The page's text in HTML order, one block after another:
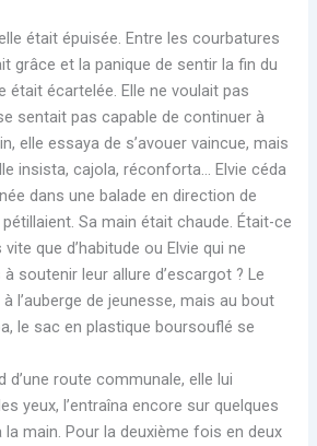
était épuisée. Entre les courbatures
grâce et la panique de sentir la fin du
était écartelée. Elle ne voulait pas
sentait pas capable de continuer à
elle essaya de s’avouer vaincue, mais
insista, cajola, réconforta… Elvie céda
dans une balade en direction de
pétillaient. Sa main était chaude. Était-ce
que d’habitude ou Elvie qui ne
soutenir leur allure d’escargot ? Le
l’auberge de jeunesse, mais au bout
le sac en plastique boursouflé se
d’une route communale, elle lui
yeux, l’entraîna encore sur quelques
main. Pour la deuxième fois en deux